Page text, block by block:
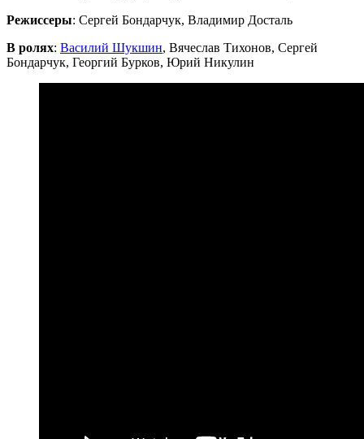
Режиссеры: Сергей Бондарчук, Владимир Досталь
В ролях: Василий Шукшин, Вячеслав Тихонов, Сергей
Бондарчук, Георгий Бурков, Юрий Никулин